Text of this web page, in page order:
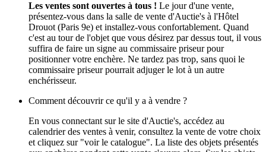
Les ventes sont ouvertes à tous ! Le jour d'une vente,
présentez-vous dans la salle de vente d'Auctie's à l'Hôtel
Drouot (Paris 9e) et installez-vous confortablement. Quand
c'est au tour de l'objet que vous désirez par dessus tout, il vous
suffira de faire un signe au commissaire priseur pour
positionner votre enchère. Ne tardez pas trop, sans quoi le
commissaire priseur pourrait adjuger le lot à un autre
enchérisseur.
Comment découvrir ce qu'il y a à vendre ?
En vous connectant sur le site d'Auctie's, accédez au
calendrier des ventes à venir, consultez la vente de votre choix
et cliquez sur "voir le catalogue". La liste des objets présentés